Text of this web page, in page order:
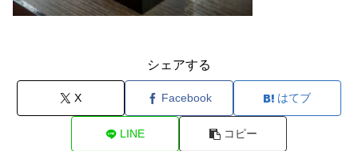
シェアする
X Facebook はてブ
LINE コピー